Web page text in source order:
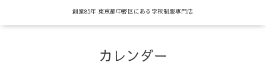
創業85年 東京都中野区にある学校制服専門店
カレンダー